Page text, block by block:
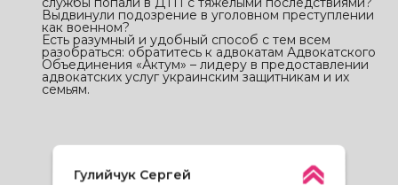
Гулийчук Сергей
Выдвинули подозрение в уголовном преступлении
как военном?
Есть разумный и удобный способ с тем всем
разобраться: обратитесь к адвокатам Адвокатского
Объединения «Актум» – лидеру в предоставлении
адвокатских услуг украинским защитникам и их
семьям.